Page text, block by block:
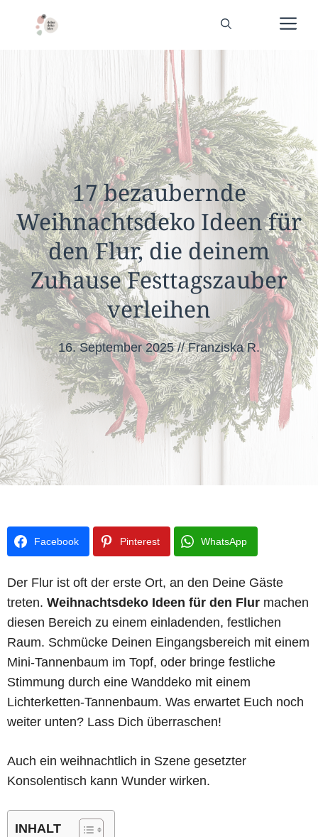
17 bezaubernde
Weihnachtsdeko Ideen für
den Flur, die deinem
Zuhause Festtagszauber
verleihen
16. September 2025 // Franziska R.
Facebook Pinterest WhatsApp
Der Flur ist oft der erste Ort, an den Deine Gäste
treten. Weihnachtsdeko Ideen für den Flur machen
diesen Bereich zu einem einladenden, festlichen
Raum. Schmücke Deinen Eingangsbereich mit einem
Mini-Tannenbaum im Topf, oder bringe festliche
Stimmung durch eine Wanddeko mit einem
Lichterketten-Tannenbaum. Was erwartet Euch noch
weiter unten? Lass Dich überraschen!
Auch ein weihnachtlich in Szene gesetzter
Konsolentisch kann Wunder wirken.
INHALT